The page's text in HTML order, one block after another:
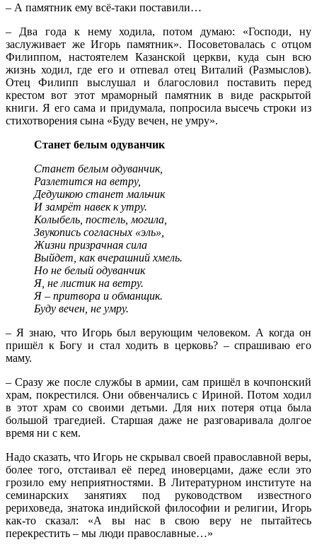
– А памятник ему всё-таки поставили…
– Два года к нему ходила, потом думаю: «Господи, ну
заслуживает же Игорь памятник». Посоветовалась с отцом
Филиппом, настоятелем Казанской церкви, куда сын всю
жизнь ходил, где его и отпевал отец Виталий (Размыслов).
Отец Филипп выслушал и благословил поставить перед
крестом вот этот мраморный памятник в виде раскрытой
книги. Я его сама и придумала, попросила высечь строки из
стихотворения сына «Буду вечен, не умру».
Станет белым одуванчик
Станет белым одуванчик,
Разлетится на ветру,
Дедушкою станет мальчик
И замрёт навек к утру.
Колыбель, постель, могила,
Звукопись согласных «эль»,
Жизни призрачная сила
Выйдет, как вчерашний хмель.
Но не белый одуванчик
Я, не листик на ветру.
Я – притвора и обманщик.
Буду вечен, не умру.
– Я знаю, что Игорь был верующим человеком. А когда он
пришёл к Богу и стал ходить в церковь? – спрашиваю его
маму.
– Сразу же после службы в армии, сам пришёл в кочпонский
храм, покрестился. Они обвенчались с Ириной. Потом ходил
в этот храм со своими детьми. Для них потеря отца была
большой трагедией. Старшая даже не разговаривала долгое
время ни с кем.
Надо сказать, что Игорь не скрывал своей православной веры,
более того, отстаивал её перед иноверцами, даже если это
грозило ему неприятностями. В Литературном институте на
семинарских занятиях под руководством известного
рериховеда, знатока индийской философии и религии, Игорь
как-то сказал: «А вы нас в свою веру не пытайтесь
перекрестить – мы люди православные…»